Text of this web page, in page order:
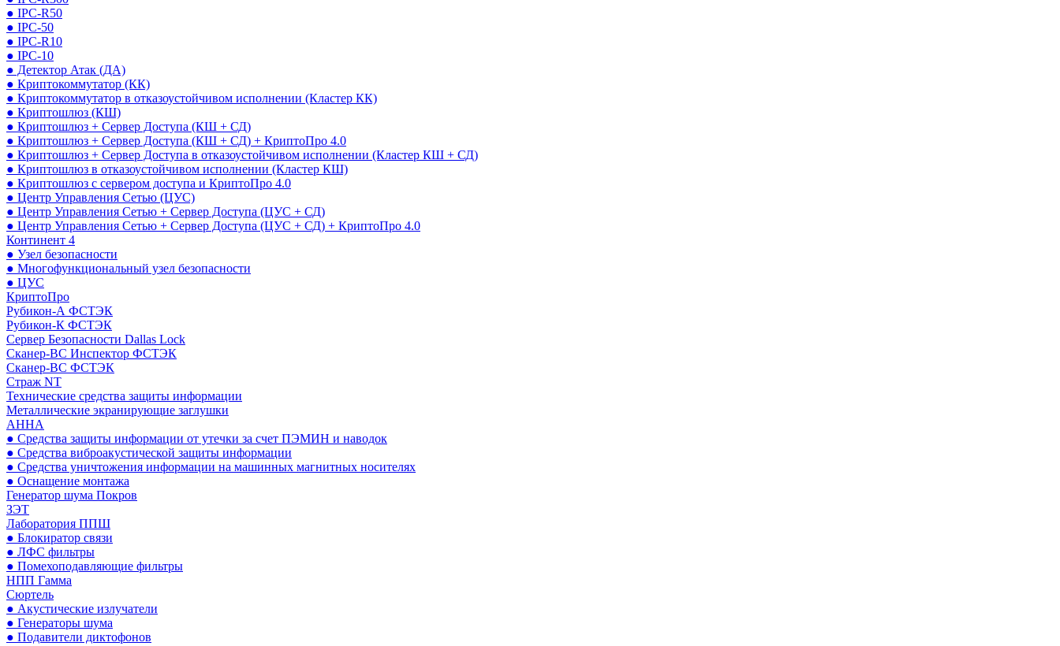
● IPC-R50
● IPC-50
● IPC-R10
● IPC-10
● Детектор Атак (ДА)
● Криптокоммутатор (КК)
● Криптокоммутатор в отказоустойчивом исполнении (Кластер КК)
● Криптошлюз (КШ)
● Криптошлюз + Сервер Доступа (КШ + СД)
● Криптошлюз + Сервер Доступа (КШ + СД) + КриптоПро 4.0
● Криптошлюз + Сервер Доступа в отказоустойчивом исполнении (Кластер КШ + СД)
● Криптошлюз в отказоустойчивом исполнении (Кластер КШ)
● Криптошлюз с сервером доступа и КриптоПро 4.0
● Центр Управления Сетью (ЦУС)
● Центр Управления Сетью + Сервер Доступа (ЦУС + СД)
● Центр Управления Сетью + Сервер Доступа (ЦУС + СД) + КриптоПро 4.0
Континент 4
● Узел безопасности
● Многофункциональный узел безопасности
● ЦУС
КриптоПро
Рубикон-А ФСТЭК
Рубикон-К ФСТЭК
Сервер Безопасности Dallas Lock
Сканер-ВС Инспектор ФСТЭК
Сканер-ВС ФСТЭК
Страж NT
Технические средства защиты информации
Металлические экранирующие заглушки
АННА
● Средства защиты информации от утечки за счет ПЭМИН и наводок
● Средства виброакустической защиты информации
● Средства уничтожения информации на машинных магнитных носителях
● Оснащение монтажа
Генератор шума Покров
ЗЭТ
Лаборатория ППШ
● Блокиратор связи
● ЛФС фильтры
● Помехоподавляющие фильтры
НПП Гамма
Сюртель
● Акустические излучатели
● Генераторы шума
● Подавители диктофонов